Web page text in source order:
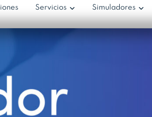
Servicios Simuladores